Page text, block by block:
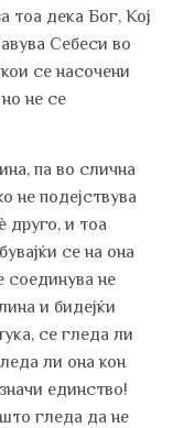
тоа дека Бог, Кој
Себеси во
се насочени
не се
па во слична
не подејствува
друго, и тоа
се на она
соединува не
и бидејќи
се гледа ли
ли она кон
единство!
гледа да не